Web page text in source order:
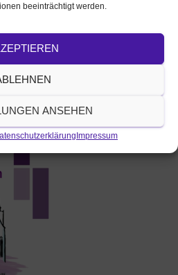
beeinträchtigt werden.
ANSEHEN
Impressum
treffen sich vorab bereits
Beringershof zum
Austausch.
von: